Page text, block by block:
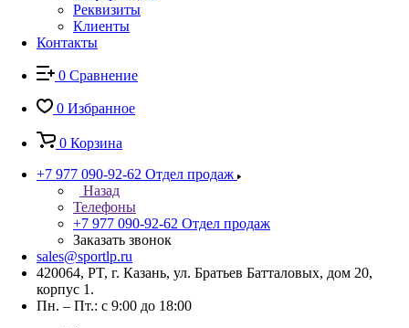
Реквизиты
Клиенты
Контакты
0 Сравнение
0 Избранное
0 Корзина
+7 977 090-92-62 Отдел продаж
Назад
Телефоны
+7 977 090-92-62 Отдел продаж
Заказать звонок
sales@sportlp.ru
420064, PT, г. Казань, ул. Братьев Батталовых, дом 20,
корпус 1.
Пн. – Пт.: с 9:00 до 18:00